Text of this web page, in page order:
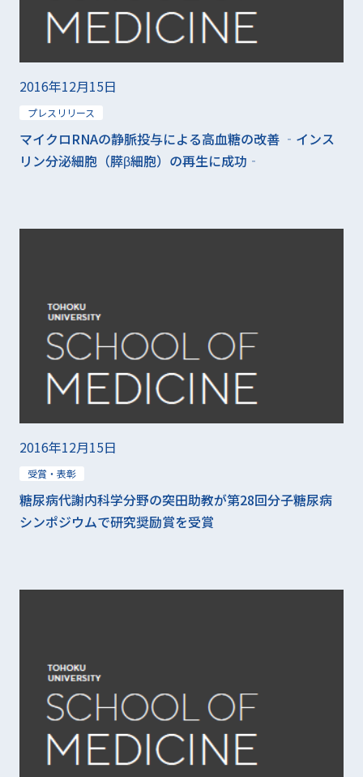
2016年12月15日
プレスリリース
マイクロRNAの静脈投与による高血糖の改善 ‐インス
リン分泌細胞（膵β細胞）の再生に成功‐
2016年12月15日
受賞・表彰
糖尿病代謝内科学分野の突田助教が第28回分子糖尿病
シンポジウムで研究奨励賞を受賞